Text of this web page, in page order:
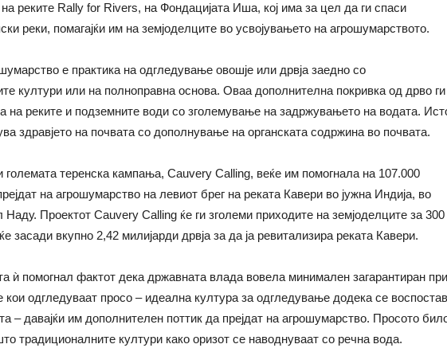
на реките Rally for Rivers, на Фондацијата Иша, кој има за цел да ги спаси
реки, помагајќи им на земјоделците во усвојувањето на агрошумарството.
е практика на одгледување овошје или дрвја заедно со
култури или на полноправна основа. Оваа дополнителна покривка од дрво ги
на реките и подземните води со зголемување на задржувањето на водата.
здравјето на почвата со дополнување на органската содржина во почвата.
големата теренска кампања, Cauvery Calling, веќе им помогнала на 107.000
на агрошумарство на левиот брег на реката Кавери во јужна Индија, во
Проектот Cauvery Calling ќе ги зголеми приходите на земјоделците за
засади вкупно 2,42 милијарди дрвја за да ја ревитализира реката Кавери.
ѝ помогнал фактот дека државната влада вовела минимален загарантиран
кои одгледуваат просо – идеална култура за одгледување додека се
– давајќи им дополнителен поттик да прејдат на агрошумарство. Просото
традиционалните култури како оризот се наводнуваат со речна вода.